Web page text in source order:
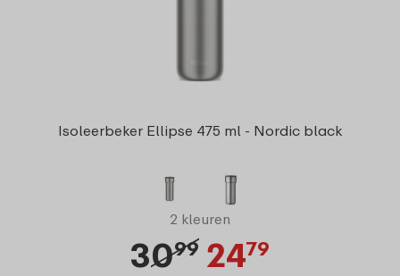
Isoleerbeker Ellipse 475 ml - Nordic black
2 kleuren
3099 2479